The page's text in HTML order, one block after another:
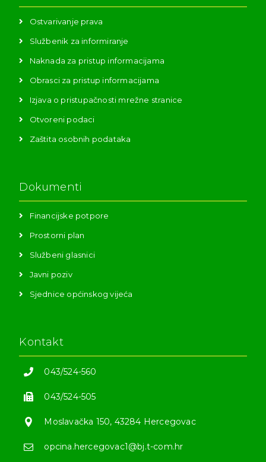
Ostvarivanje prava
Službenik za informiranje
Naknada za pristup informacijama
Obrasci za pristup informacijama
Izjava o pristupačnosti mrežne stranice
Otvoreni podaci
Zaštita osobnih podataka
Dokumenti
Financijske potpore
Prostorni plan
Službeni glasnici
Javni poziv
Sjednice općinskog vijeća
Kontakt
043/524-560
043/524-505
Moslavačka 150, 43284 Hercegovac
opcina.hercegovac1@bj.t-com.hr